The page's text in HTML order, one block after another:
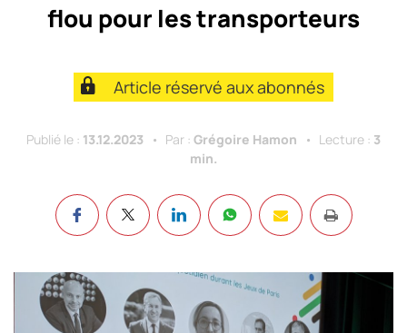
flou pour les transporteurs
Article réservé aux abonnés
Publié le : 13.12.2023 Par : Grégoire Hamon Lecture : 3
min.